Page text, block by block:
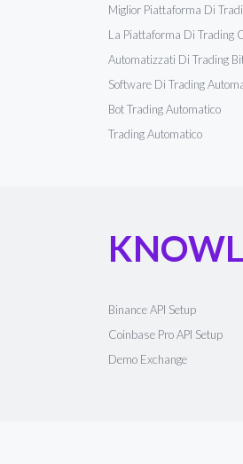
Miglior Piattaforma Di
La Piattaforma Di Trading
Automatizzati Di Trading
Software Di Trading
Bot Trading Automatico
Trading Automatico
Binance API Setup
Coinbase Pro API Setup
Demo Exchange